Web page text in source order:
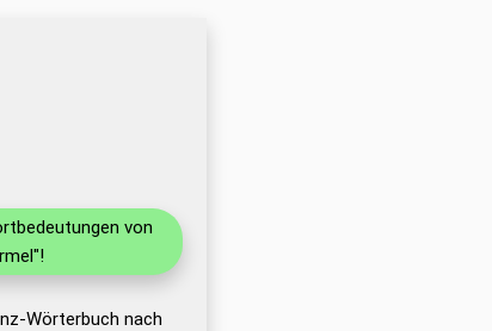
von
Wörterbuch nach